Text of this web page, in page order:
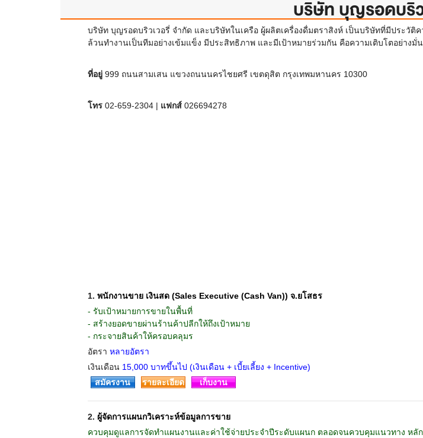
บริษัท บุญรอดบริ
บริษัท บุญรอดบริวเวอรี่ จำกัด และบริษัทในเครือ ผู้ผลิตเครื่องดื่มตราสิงห์ เป็นบริษัทที่มีประวั
ล้วนทำงานเป็นทีมอย่างเข้มแข็ง มีประสิทธิภาพ และมีเป้าหมายร่วมกัน คือความเติบโตอย่าง
ที่อยู่999 ถนนสามเสน แขวงถนนนครไชยศรี เขตดุสิต กรุงเทพมหานคร 10300
โทร02-659-2304 | แฟกส์026694278
1. พนักงานขาย เงินสด (Sales Executive (Cash Van)) จ.ยโสธร
- รับเป้าหมายการขายในพื้นที่
- สร้างยอดขายผ่านร้านค้าปลีกให้ถึงเป้าหมาย
- กระจายสินค้าให้ครอบคลุมร
อัตรา หลายอัตรา
เงินเดือน 15,000 บาทขึ้นไป (เงินเดือน + เบี้ยเลี้ยง + Incentive)
สมัครงาน รายละเอียด เก็บงาน
2. ผู้จัดการแผนกวิเคราะห์ข้อมูลการขาย
ควบคุมดูแลการจัดทำแผนงานและค่าใช้จ่ายประจำปีระดับแผนก ตลอดจนควบคุมแนวทาง หลั